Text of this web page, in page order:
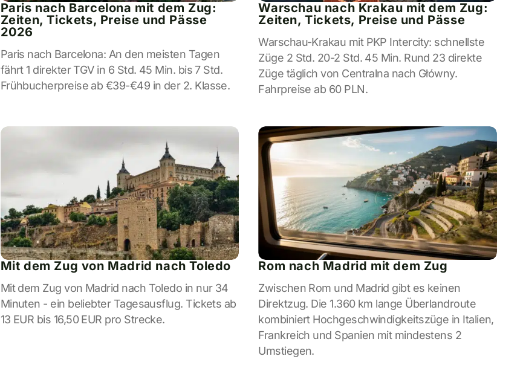
Paris nach Barcelona mit dem Zug:
Zeiten, Tickets, Preise und Pässe
2026
Paris nach Barcelona: An den meisten Tagen
fährt 1 direkter TGV in 6 Std. 45 Min. bis 7 Std.
Frühbucherpreise ab €39-€49 in der 2. Klasse.
Warschau nach Krakau mit dem Zug:
Zeiten, Tickets, Preise und Pässe
Warschau-Krakau mit PKP Intercity: schnellste
Züge 2 Std. 20-2 Std. 45 Min. Rund 23 direkte
Züge täglich von Centralna nach Główny.
Fahrpreise ab 60 PLN.
Mit dem Zug von Madrid nach Toledo
Mit dem Zug von Madrid nach Toledo in nur 34
Minuten - ein beliebter Tagesausflug. Tickets ab
13 EUR bis 16,50 EUR pro Strecke.
Rom nach Madrid mit dem Zug
Zwischen Rom und Madrid gibt es keinen
Direktzug. Die 1.360 km lange Überlandroute
kombiniert Hochgeschwindigkeitszüge in Italien,
Frankreich und Spanien mit mindestens 2
Umstiegen.